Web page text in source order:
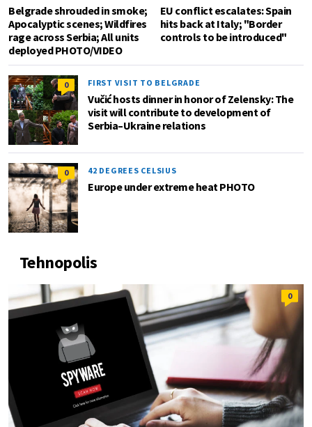
Belgrade shrouded in smoke;
Apocalyptic scenes; Wildfires
rage across Serbia; All units
deployed PHOTO/VIDEO
EU conflict escalates: Spain
hits back at Italy; "Border
controls to be introduced"
0 FIRST VISIT TO BELGRADE
Vučić hosts dinner in honor of Zelensky: The
visit will contribute to development of
Serbia–Ukraine relations
0 42 DEGREES CELSIUS
Europe under extreme heat PHOTO
Tehnopolis
0